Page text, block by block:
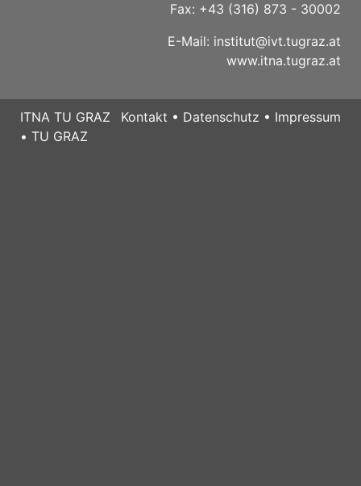
Fax: +43 (316) 873 - 30002
E-Mail: institut@ivt.tugraz.at
www.itna.tugraz.at
Kontakt • Datenschutz • Impressum
ITNA TU GRAZ
• TU GRAZ